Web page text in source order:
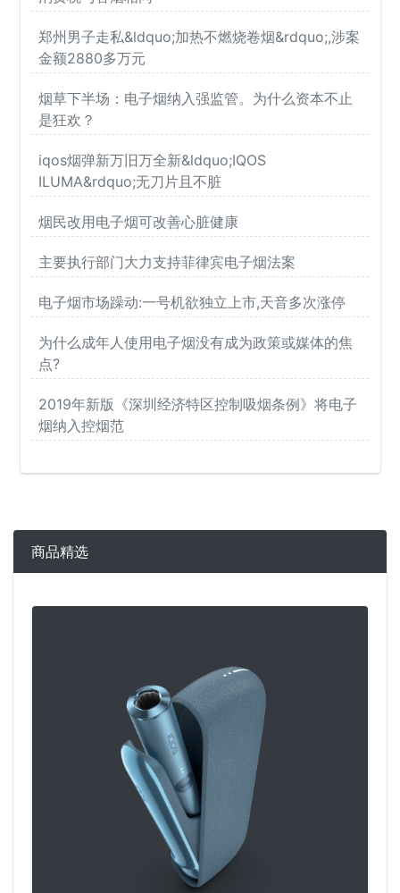
郑州男子走私&ldquo;加热不燃烧卷烟&rdquo;,涉案
金额2880多万元
烟草下半场：电子烟纳入强监管。为什么资本不止
是狂欢？
iqos烟弹新万旧万全新&ldquo;IQOS
ILUMA&rdquo;无刀片且不脏
烟民改用电子烟可改善心脏健康
主要执行部门大力支持菲律宾电子烟法案
电子烟市场躁动:一号机欲独立上市,天音多次涨停
为什么成年人使用电子烟没有成为政策或媒体的焦
点?
2019年新版《深圳经济特区控制吸烟条例》将电子
烟纳入控烟范
商品精选